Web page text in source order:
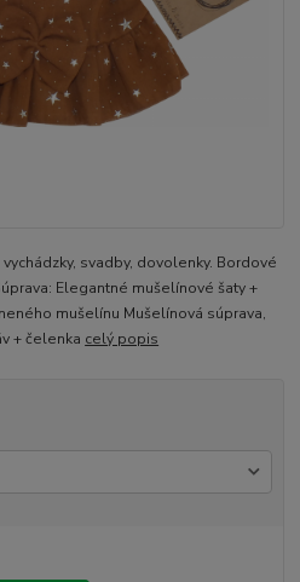
svadby, dovolenky. Bordové
Elegantné mušelínové šaty +
mušelínu Mušelínová súprava,
+ čelenka celý popis